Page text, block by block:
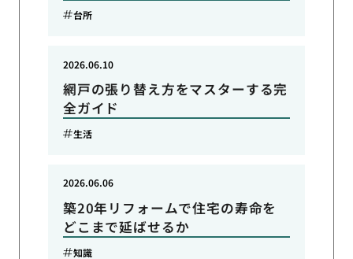
台所
網戸の張り替え方をマスターする完
全ガイド
2026.06.10
生活
築20年リフォームで住宅の寿命を
どこまで延ばせるか
2026.06.06
知識